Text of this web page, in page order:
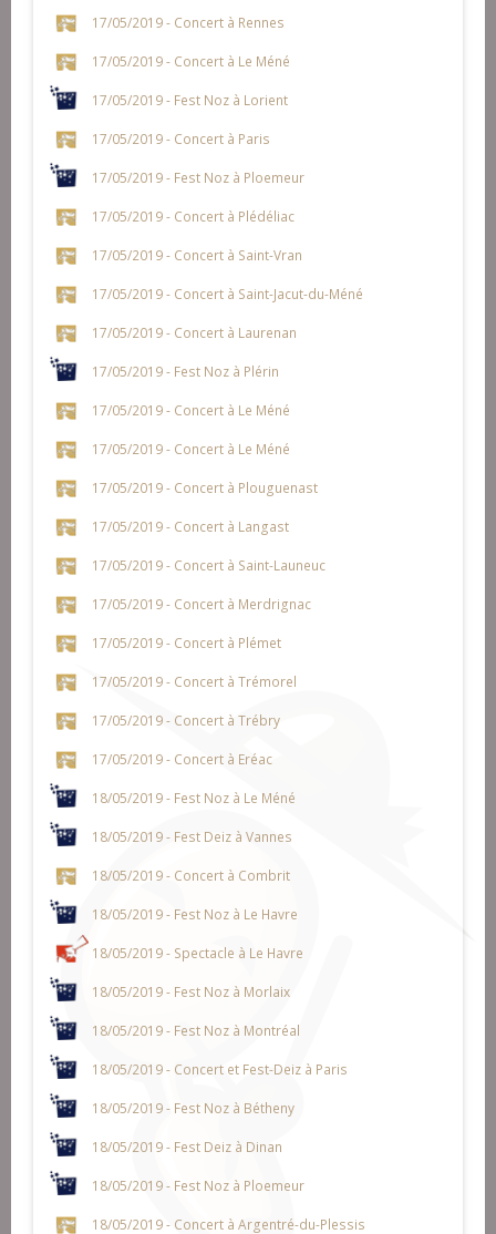
17/05/2019 - Concert à Rennes
17/05/2019 - Concert à Le Méné
17/05/2019 - Fest Noz à Lorient
17/05/2019 - Concert à Paris
17/05/2019 - Fest Noz à Ploemeur
17/05/2019 - Concert à Plédéliac
17/05/2019 - Concert à Saint-Vran
17/05/2019 - Concert à Saint-Jacut-du-Méné
17/05/2019 - Concert à Laurenan
17/05/2019 - Fest Noz à Plérin
17/05/2019 - Concert à Le Méné
17/05/2019 - Concert à Le Méné
17/05/2019 - Concert à Plouguenast
17/05/2019 - Concert à Langast
17/05/2019 - Concert à Saint-Launeuc
17/05/2019 - Concert à Merdrignac
17/05/2019 - Concert à Plémet
17/05/2019 - Concert à Trémorel
17/05/2019 - Concert à Trébry
17/05/2019 - Concert à Eréac
18/05/2019 - Fest Noz à Le Méné
18/05/2019 - Fest Deiz à Vannes
18/05/2019 - Concert à Combrit
18/05/2019 - Fest Noz à Le Havre
18/05/2019 - Spectacle à Le Havre
18/05/2019 - Fest Noz à Morlaix
18/05/2019 - Fest Noz à Montréal
18/05/2019 - Concert et Fest-Deiz à Paris
18/05/2019 - Fest Noz à Bétheny
18/05/2019 - Fest Deiz à Dinan
18/05/2019 - Fest Noz à Ploemeur
18/05/2019 - Concert à Argentré-du-Plessis